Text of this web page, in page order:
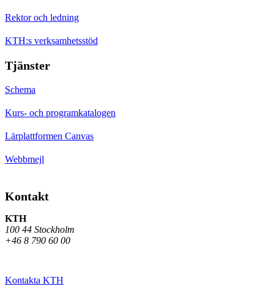
Rektor och ledning
KTH:s verksamhetsstöd
Tjänster
Schema
Kurs- och programkatalogen
Lärplattformen Canvas
Webbmejl
Kontakt
KTH
100 44 Stockholm
+46 8 790 60 00
Kontakta KTH